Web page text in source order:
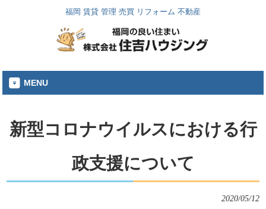
福岡 賃貸 管理 売買 リフォーム 不動産
MENU
新型コロナウイルスにおける行
政支援について
2020/05/12